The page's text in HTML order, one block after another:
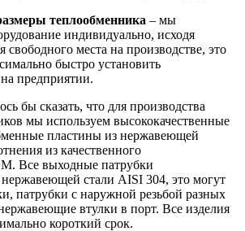
теплообменника – мы
индивидуально, исходя
свободного места на производстве, это
быстро установить
предприятии.
бы сказать, что для производства
мы используем высококачественные
пластины из нержавеющей
из качественного
Все выходные патрубки
нержавеющей стали AISI 304, это могут
патрубки с наружной резьбой разных
втулки в порт. Все изделия
короткий срок.